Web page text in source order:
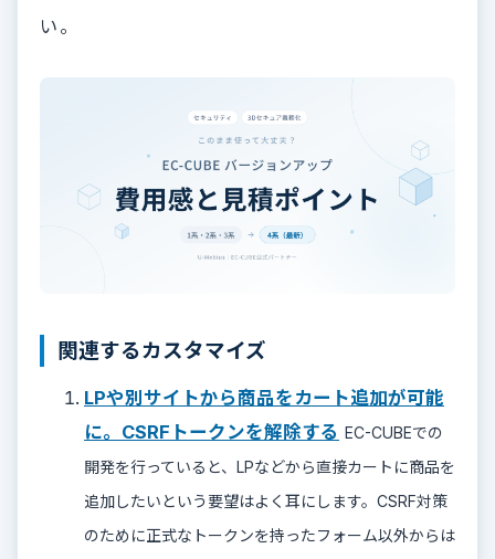
い。
関連するカスタマイズ
LPや別サイトから商品をカート追加が可能
に。CSRFトークンを解除する EC-CUBEでの
開発を行っていると、LPなどから直接カートに商品を
追加したいという要望はよく耳にします。CSRF対策
のために正式なトークンを持ったフォーム以外からは